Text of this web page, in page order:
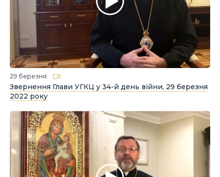
29 березня
Звернення Глави УГКЦ у 34-й день війни, 29 березня
2022 року